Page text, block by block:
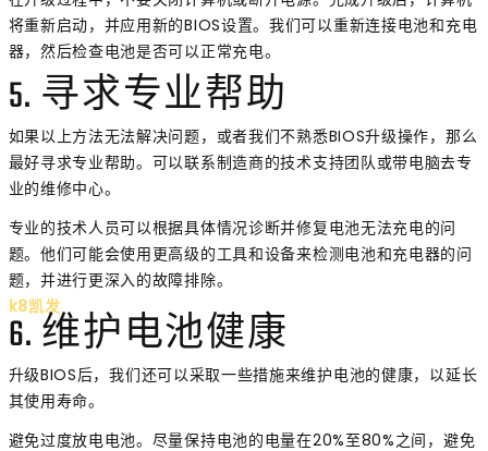
将重新启动，并应用新的BIOS设置。我们可以重新连接电池和充电
器，然后检查电池是否可以正常充电。
5. 寻求专业帮助
如果以上方法无法解决问题，或者我们不熟悉BIOS升级操作，那么
最好寻求专业帮助。可以联系制造商的技术支持团队或带电脑去专
业的维修中心。
专业的技术人员可以根据具体情况诊断并修复电池无法充电的问
题。他们可能会使用更高级的工具和设备来检测电池和充电器的问
题，并进行更深入的故障排除。
k8凯发
6. 维护电池健康
升级BIOS后，我们还可以采取一些措施来维护电池的健康，以延长
其使用寿命。
避免过度放电电池。尽量保持电池的电量在20%至80%之间，避免